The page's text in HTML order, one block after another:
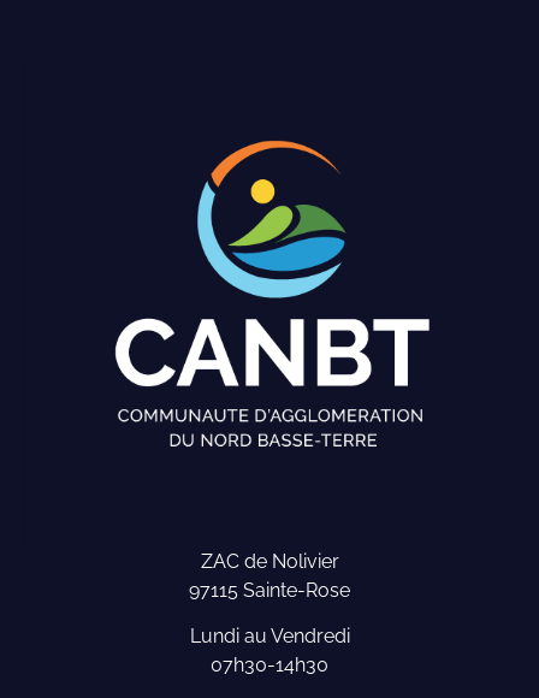
ZAC de Nolivier
97115 Sainte-Rose
Lundi au Vendredi
07h30-14h30